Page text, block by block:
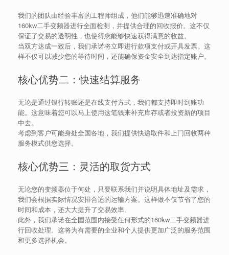
我们的团队由经验丰富的工程师组成，他们能够迅速准确地对
160kw二手变频器进行全面检测，并提供合理的回收报价。这不仅
保证了交易的透明性，也使得您能够快速获得满意的收益。
当双方达成一致后，我们承诺将立即进行款项支付或开具发票。这
样不仅可以减少您的等待时间，还能确保资金安全到达指定账户。
核心优势二：快速结算服务
无论是通过银行转账还是在线支付方式，我们都支持即时到账功
能。这意味着您可以马上使用这笔钱来补充库存或者投资新的项目
中去。
考虑到客户可能身处全国各地，我们提供快递取件和上门回收两种
服务模式供您选择。
核心优势三：灵活的取货方式
无论您的变频器位于何处，只要联系我们并说明具体地址及需求，
我们会根据实际情况安排合适的运输方案。这样做不仅节省了您的
时间和成本，还大大提升了交易效率。
此外，我们承诺在全国范围内接受任何形式的160kw二手变频器进
行回收处理。这将为有需要的企业和个人提供更加广泛的服务范围
和更多选择机会。